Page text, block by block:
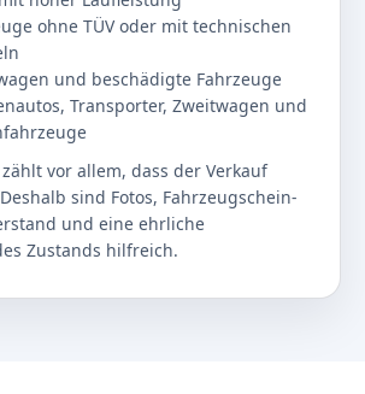
ohne TÜV oder mit technischen
und beschädigte Fahrzeuge
Transporter, Zweitwagen und
vor allem, dass der Verkauf
sind Fotos, Fahrzeugschein-
und eine ehrliche
Zustands hilfreich.